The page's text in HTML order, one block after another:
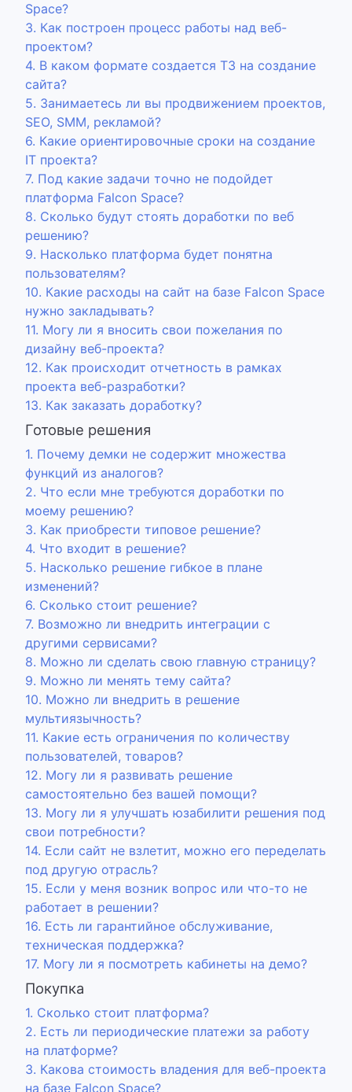
Space?
3. Как построен процесс работы над веб-
проектом?
4. В каком формате создается ТЗ на создание
сайта?
5. Занимаетесь ли вы продвижением проектов,
SEO, SMM, рекламой?
6. Какие ориентировочные сроки на создание
IT проекта?
7. Под какие задачи точно не подойдет
платформа Falcon Space?
8. Сколько будут стоять доработки по веб
решению?
9. Насколько платформа будет понятна
пользователям?
10. Какие расходы на сайт на базе Falcon Space
нужно закладывать?
11. Могу ли я вносить свои пожелания по
дизайну веб-проекта?
12. Как происходит отчетность в рамках
проекта веб-разработки?
13. Как заказать доработку?
Готовые решения
1. Почему демки не содержит множества
функций из аналогов?
2. Что если мне требуются доработки по
моему решению?
3. Как приобрести типовое решение?
4. Что входит в решение?
5. Насколько решение гибкое в плане
изменений?
6. Сколько стоит решение?
7. Возможно ли внедрить интеграции с
другими сервисами?
8. Можно ли сделать свою главную страницу?
9. Можно ли менять тему сайта?
10. Можно ли внедрить в решение
мультиязычность?
11. Какие есть ограничения по количеству
пользователей, товаров?
12. Могу ли я развивать решение
самостоятельно без вашей помощи?
13. Могу ли я улучшать юзабилити решения под
свои потребности?
14. Если сайт не взлетит, можно его переделать
под другую отрасль?
15. Если у меня возник вопрос или что-то не
работает в решении?
16. Есть ли гарантийное обслуживание,
техническая поддержка?
17. Могу ли я посмотреть кабинеты на демо?
Покупка
1. Сколько стоит платформа?
2. Есть ли периодические платежи за работу
на платформе?
3. Какова стоимость владения для веб-проекта
на базе Falcon Space?